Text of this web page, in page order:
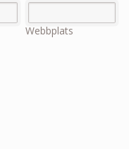
Webbplats